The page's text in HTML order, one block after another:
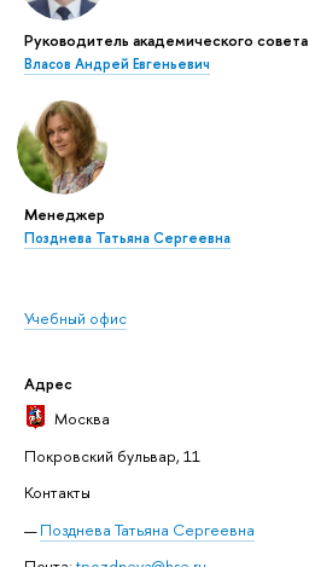
Руководитель академического совета
Власов Андрей Евгеньевич
Менеджер
Позднева Татьяна Сергеевна
Учебный офис
Адрес
Москва
Покровский бульвар, 11
Контакты
Позднева Татьяна Сергеевна